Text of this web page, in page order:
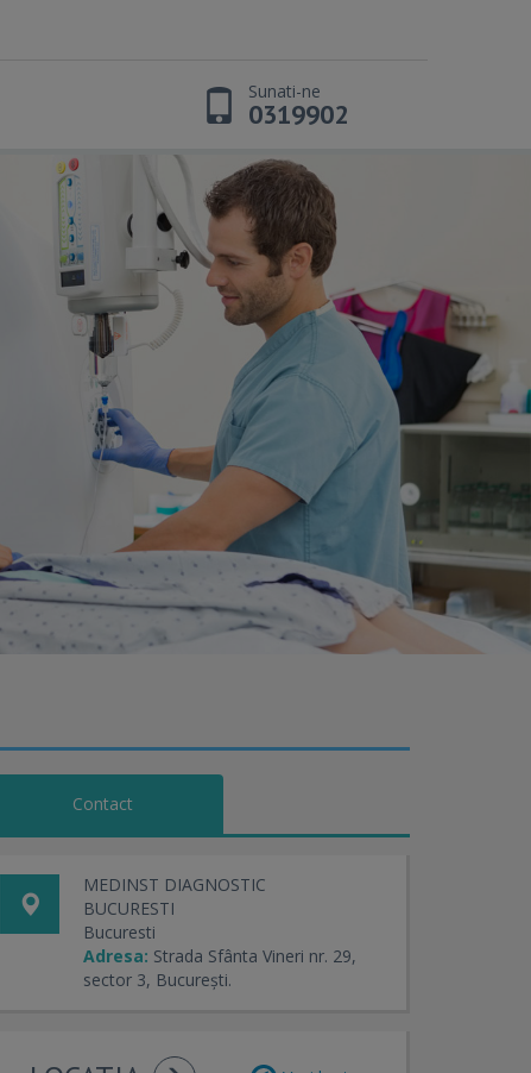
Sunati-ne
0319902
Contact
MEDINST DIAGNOSTIC
BUCURESTI
Bucuresti
Adresa: Strada Sfânta Vineri nr. 29,
sector 3, București.